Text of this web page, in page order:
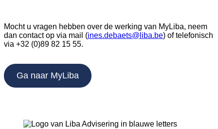
Mocht u vragen hebben over de werking van MyLiba, neem
dan contact op via mail (ines.debaets@liba.be) of telefonisch
via +32 (0)89 82 15 55.
Ga naar MyLiba